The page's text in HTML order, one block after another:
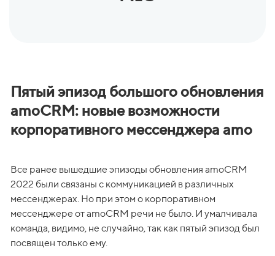
Пятый эпизод большого обновления
amoCRM: новые возможности
корпоративного мессенджера amo
Все ранее вышедшие эпизоды обновления amoCRM
2022 были связаны с коммуникацией в различных
мессенджерах. Но при этом о корпоративном
мессенджере от amoCRM речи не было. И умалчивала
команда, видимо, не случайно, так как пятый эпизод был
посвящен только ему.